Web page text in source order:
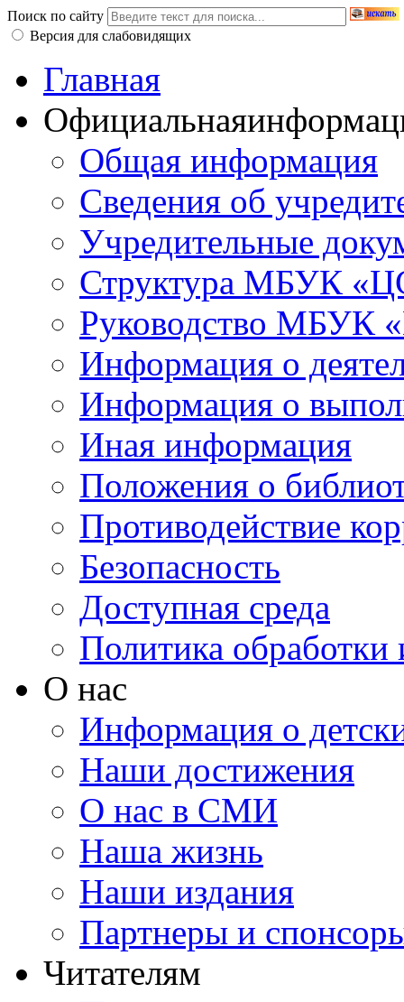
Поиск по сайту
Версия для слабовидящих
Главная
Официальная
Общая информация
Сведения об
Учредительные
Структура МБУК
Руководство МБУК
Информация о
Информация о
Иная информация
Положения о
Противодействие
Безопасность
Доступная среда
Политика
О нас
Информация о
Наши достижения
О нас в СМИ
Наша жизнь
Наши издания
Партнеры и
Читателям